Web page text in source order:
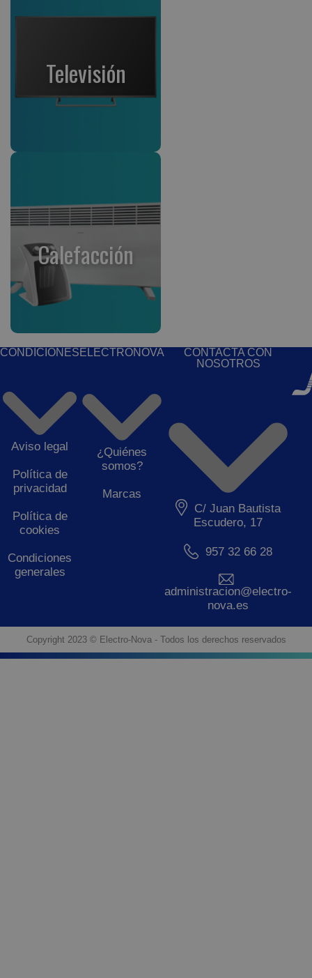
Televisión
Calefacción
CONDICIONES
Aviso legal
Política de
privacidad
Política de
cookies
Condiciones
generales
ELECTRONOVA
¿Quiénes
somos?
Marcas
CONTACTA CON
NOSOTROS
C/ Juan Bautista
Escudero, 17
957 32 66 28
administracion@electro-
nova.es
Copyright 2023 © Electro-Nova - Todos los derechos reservados